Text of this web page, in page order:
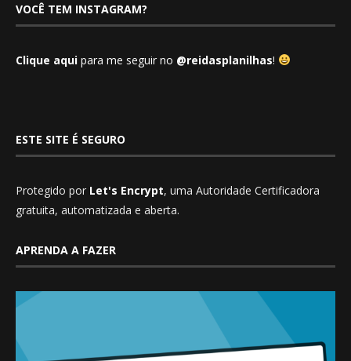
VOCÊ TEM INSTAGRAM?
Clique aqui para me seguir no @reidasplanilhas!
ESTE SITE É SEGURO
Protegido por Let's Encrypt, uma Autoridade Certificadora
gratuita, automatizada e aberta.
APRENDA A FAZER